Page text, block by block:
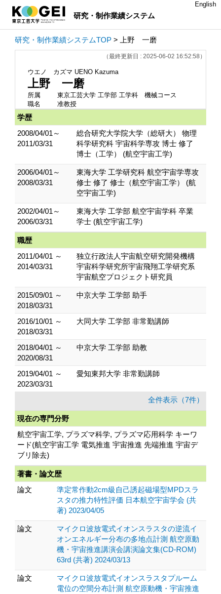
研究・制作業績システム
English
研究・制作業績システムTOP > 上野 一磨
（最終更新日 : 2025-06-02 16:52:58）
ウエノ カズマ UENO Kazuma
上野 一磨
所属
東京工芸大学 工学部 工学科 機械コース
職名
准教授
学歴
2008/04/01～
2011/03/31
総合研究大学院大学（総研大） 物理
科学研究科 宇宙科学専攻 博士 修了
博士（工学） (航空宇宙工学)
2006/04/01～
2008/03/31
東海大学 工学研究科 航空宇宙学専攻
修士 修了 修士（航空宇宙工学） (航
空宇宙工学)
2002/04/01～
2006/03/31
東海大学 工学部 航空宇宙学科 卒業
学士 (航空宇宙工学)
職歴
2011/04/01 ～
2014/03/31
独立行政法人宇宙航空研究開発機構
宇宙科学研究所宇宙飛翔工学研究系
宇宙航空プロジェクト研究員
2015/09/01 ～
2018/03/31
中京大学 工学部 助手
2016/10/01 ～
2018/03/31
大同大学 工学部 非常勤講師
2018/04/01 ～
2020/08/31
中京大学 工学部 助教
2019/04/01 ～
2023/03/31
愛知東邦大学 非常勤講師
全件表示（7件）
現在の専門分野
航空宇宙工学, プラズマ科学, プラズマ応用科学 キーワ
ード(航空宇宙工学 電気推進 宇宙推進 先端推進 宇宙デ
ブリ除去)
著書・論文歴
論文
準定常作動2cm級自己誘起磁場型MPDスラ
スタの推力特性評価 日本航空宇宙学会 (共
著) 2023/04/05
論文
マイクロ波放電式イオンスラスタの逆流イ
オンエネルギー分布の多地点計測 航空原動
機・宇宙推進講演会講演論文集(CD-ROM)
63rd (共著) 2024/03/13
論文
マイクロ波放電式イオンスラスタプルーム
電位の空間分布計測 航空原動機・宇宙推進